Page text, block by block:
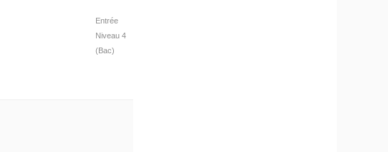
Entrée
Niveau 4
(Bac)